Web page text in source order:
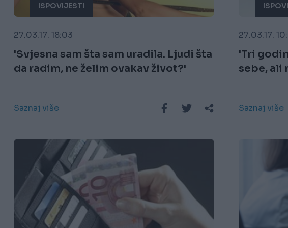
ISPOVIJESTI
27.03.17. 18:03
'Svjesna sam šta sam uradila. Ljudi šta
da radim, ne želim ovakav život?'
Saznaj više
27.03.17.
'Tri
sebe, ali
Saznaj više